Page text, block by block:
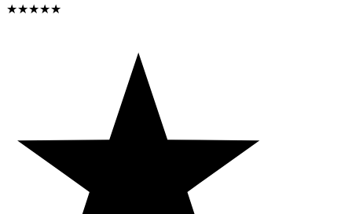
★★★★★